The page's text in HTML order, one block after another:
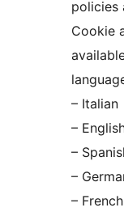
policies
Cookie
– Italian
–
–
–
– French